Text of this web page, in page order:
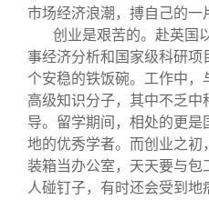
市场经济浪潮，搏自己的一
创业是艰苦的。赴英国
事经济分析和国家级科研
个安稳的铁饭碗。工作中，
高级知识分子，其中不乏
导。留学期间，相处的更
地的优秀学者。而创业之
装箱当办公室，天天要与包
人碰钉子，有时还会受到